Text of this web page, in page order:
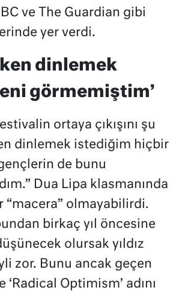
ve The Guardian gibi
yer verdi.
dinlemek
görmemiştim’
ortaya çıkışını şu
dinlemek istediğim hiçbir
de bunu
Dua Lipa klasmanında
“macera” olmayabilirdi.
birkaç yıl öncesine
olursak yıldız
zor. Bunu ancak geçen
‘Radical Optimism’ adını